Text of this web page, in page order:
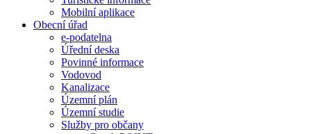
Mobilní aplikace
Obecní úřad
e-podatelna
Úřední deska
Povinné informace
Vodovod
Kanalizace
Územní plán
Územní studie
Služby pro občany